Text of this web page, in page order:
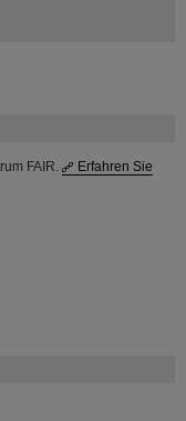
FAIR.
Erfahren Sie